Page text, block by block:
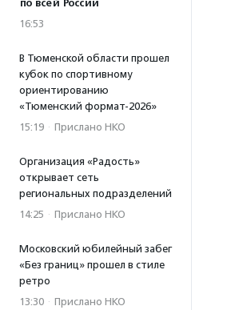
по всей России
16:53
В Тюменской области прошел
кубок по спортивному
ориентированию
«Тюменский формат-2026»
15:19 · Прислано НКО
Организация «Радость»
открывает сеть
региональных подразделений
14:25 · Прислано НКО
Московский юбилейный забег
«Без границ» прошел в стиле
ретро
13:30 · Прислано НКО